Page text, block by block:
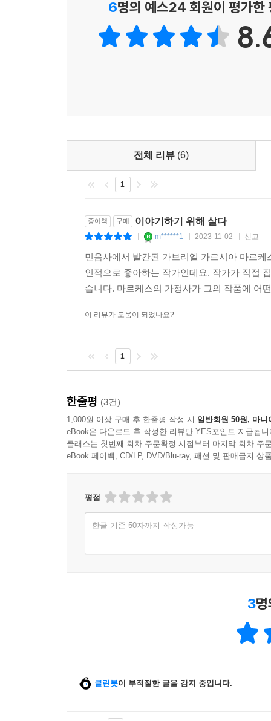
콜롬비아의 정치적 양극화 대립이 극심할 무렵
작품 세계에는 날카로운 현실 비판과 풍자가 존재
6명의 예스24 회원이 평가한
전체 리뷰 (6)
1
종이책 구매 이야기하기 위해 살다
m******1 2023-11-02 신고
민음사에서 발간된 가브리엘 가르시아 마르
인적으로 좋아하는 작가인데요. 작가가 직접
습니다. 마르케스의 가정사가 그의 작품에 어
이 리뷰가 도움이 되었나요?
1
한줄평 (3건)
1,000원 이상 구매 후 한줄평 작성 시 일반회원 50원, 마니
eBook은 다운로드 후 작성한 리뷰만 YES포인트 지급됩니
클래스는 첫번째 회차 주문확정 시점부터 마지막 회차 주
eBook 페이백, CD/LP, DVD/Blu-ray, 패션 및 판매금지 상
평점
한글 기준 50자까지 작성가능
3
클린봇이 부적절한 글을 감지 중입니다.